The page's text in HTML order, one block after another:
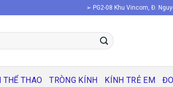
➢ PG2-08 Khu Vincom, Đ.
THỂ THAO TRÒNG KÍNH KÍNH TRẺ EM